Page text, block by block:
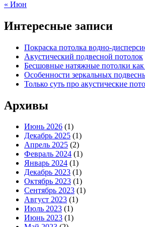
« Июн
Интересные записи
Покраска потолка водно-
Акустический подвесной потолок
Бесшовные натяжные потолки как
Особенности зеркальных
Только суть про акустические
Архивы
Июнь 2026 (1)
Декабрь 2025 (1)
Апрель 2025 (2)
Февраль 2024 (1)
Январь 2024 (1)
Декабрь 2023 (1)
Октябрь 2023 (1)
Сентябрь 2023 (1)
Август 2023 (1)
Июль 2023 (1)
Июнь 2023 (1)